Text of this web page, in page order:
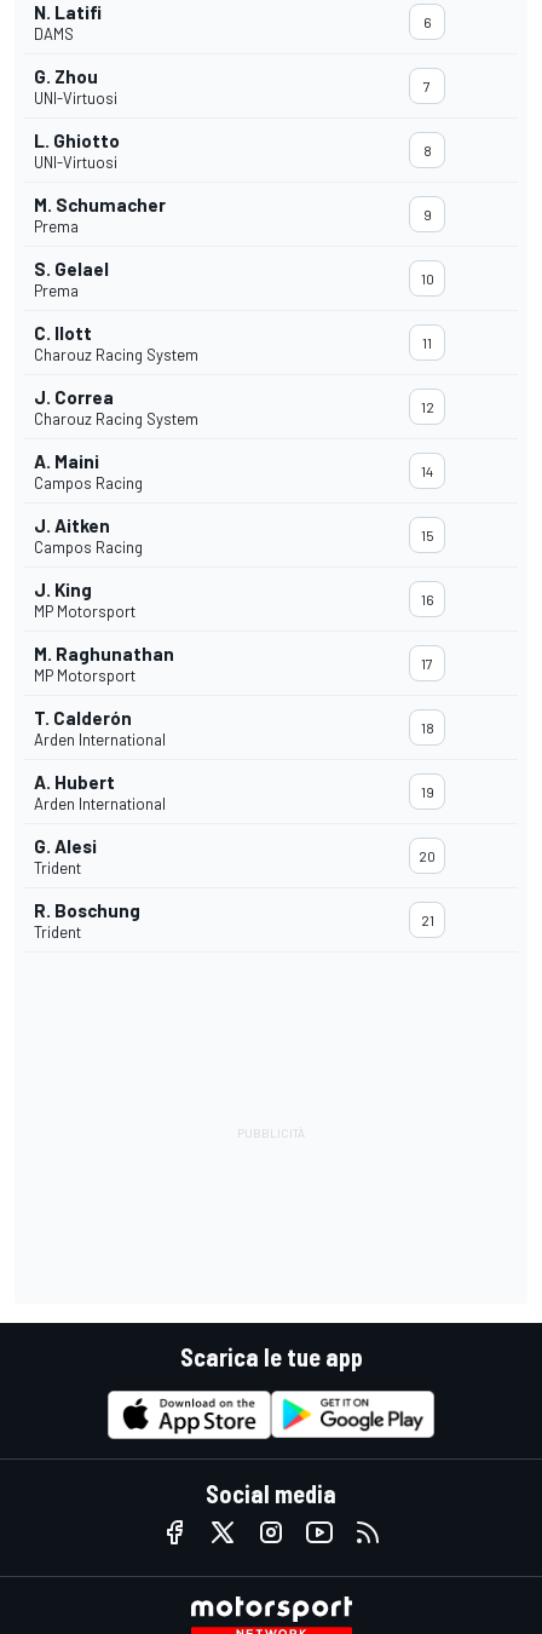
N. Latifi
DAMS
6
G. Zhou
UNI-Virtuosi
7
L. Ghiotto
UNI-Virtuosi
8
M. Schumacher
Prema
9
S. Gelael
Prema
10
C. Ilott
Charouz Racing System
11
J. Correa
Charouz Racing System
12
A. Maini
Campos Racing
14
J. Aitken
Campos Racing
15
J. King
MP Motorsport
16
M. Raghunathan
MP Motorsport
17
T. Calderón
Arden International
18
A. Hubert
Arden International
19
G. Alesi
Trident
20
R. Boschung
Trident
21
Scarica le tue app
Social media